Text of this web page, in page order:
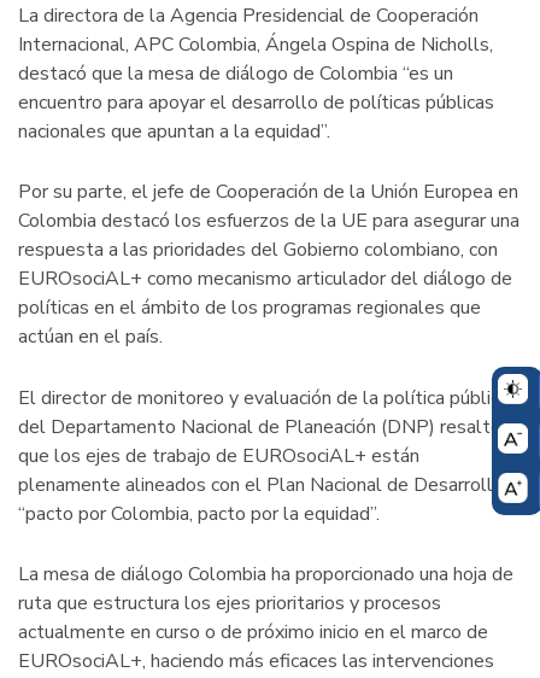
La directora de la Agencia Presidencial de Cooperación
Internacional, APC Colombia, Ángela Ospina de Nicholls,
destacó que la mesa de diálogo de Colombia “es un
encuentro para apoyar el desarrollo de políticas públicas
nacionales que apuntan a la equidad”.
Por su parte, el jefe de Cooperación de la Unión Europea en
Colombia destacó los esfuerzos de la UE para asegurar una
respuesta a las prioridades del Gobierno colombiano, con
EUROsociAL+ como mecanismo articulador del diálogo de
políticas en el ámbito de los programas regionales que
actúan en el país.
El director de monitoreo y evaluación de la política pública
del Departamento Nacional de Planeación (DNP) resaltó
que los ejes de trabajo de EUROsociAL+ están
plenamente alineados con el Plan Nacional de Desarrollo
“pacto por Colombia, pacto por la equidad”.
La mesa de diálogo Colombia ha proporcionado una hoja de
ruta que estructura los ejes prioritarios y procesos
actualmente en curso o de próximo inicio en el marco de
EUROsociAL+, haciendo más eficaces las intervenciones